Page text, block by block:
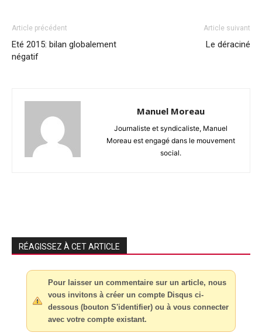
Article précédent
Eté 2015: bilan globalement
négatif
Article suivant
Le déraciné
Manuel Moreau
Journaliste et syndicaliste, Manuel
Moreau est engagé dans le mouvement
social.
RÉAGISSEZ À CET ARTICLE
Pour laisser un commentaire sur un article, nous
vous invitons à créer un compte Disqus ci-
dessous (bouton S'identifier) ou à vous connecter
avec votre compte existant.